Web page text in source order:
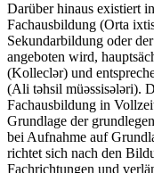
Darüber hinaus existiert
Fachausbildung (Orta
Sekundarbildung oder
angeboten wird,
(Kolleclər) und
(Ali təhsil müəssisələri).
Fachausbildung in
Grundlage der
bei Aufnahme auf
richtet sich nach den
Fachrichtungen und